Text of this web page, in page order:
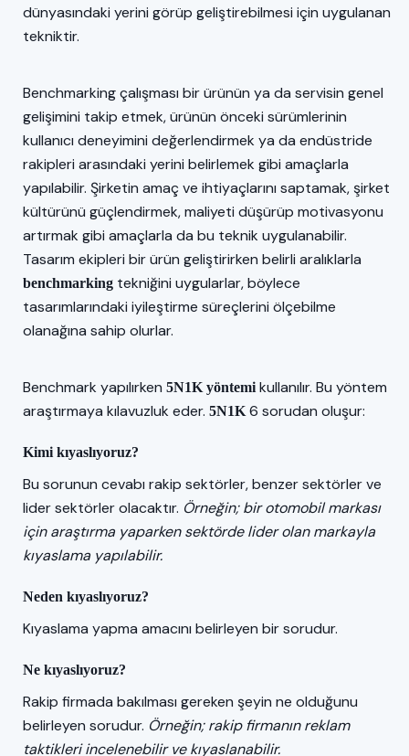
dünyasındaki yerini görüp geliştirebilmesi için uygulanan
tekniktir.
Benchmarking çalışması bir ürünün ya da servisin genel
gelişimini takip etmek, ürünün önceki sürümlerinin
kullanıcı deneyimini değerlendirmek ya da endüstride
rakipleri arasındaki yerini belirlemek gibi amaçlarla
yapılabilir. Şirketin amaç ve ihtiyaçlarını saptamak, şirket
kültürünü güçlendirmek, maliyeti düşürüp motivasyonu
artırmak gibi amaçlarla da bu teknik uygulanabilir.
Tasarım ekipleri bir ürün geliştirirken belirli aralıklarla
benchmarking tekniğini uygularlar, böylece
tasarımlarındaki iyileştirme süreçlerini ölçebilme
olanağına sahip olurlar.
Benchmark yapılırken 5N1K yöntemi kullanılır. Bu yöntem
araştırmaya kılavuzluk eder. 5N1K6 sorudan oluşur:
Kimi kıyaslıyoruz?
Bu sorunun cevabı rakip sektörler, benzer sektörler ve
lider sektörler olacaktır. Örneğin; bir otomobil markası
için araştırma yaparken sektörde lider olan markayla
kıyaslama yapılabilir.
Neden kıyaslıyoruz?
Kıyaslama yapma amacını belirleyen bir sorudur.
Ne kıyaslıyoruz?
Rakip firmada bakılması gereken şeyin ne olduğunu
belirleyen sorudur. Örneğin; rakip firmanın reklam
taktikleri incelenebilir ve kıyaslanabilir.